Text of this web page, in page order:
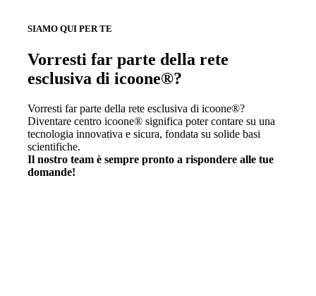
SIAMO QUI PER TE
Vorresti far parte della rete
esclusiva di icoone®?
Vorresti far parte della rete esclusiva di icoone®?
Diventare centro icoone® significa poter contare su una
tecnologia innovativa e sicura, fondata su solide basi
scientifiche.
Il nostro team è sempre pronto a rispondere alle tue
domande!